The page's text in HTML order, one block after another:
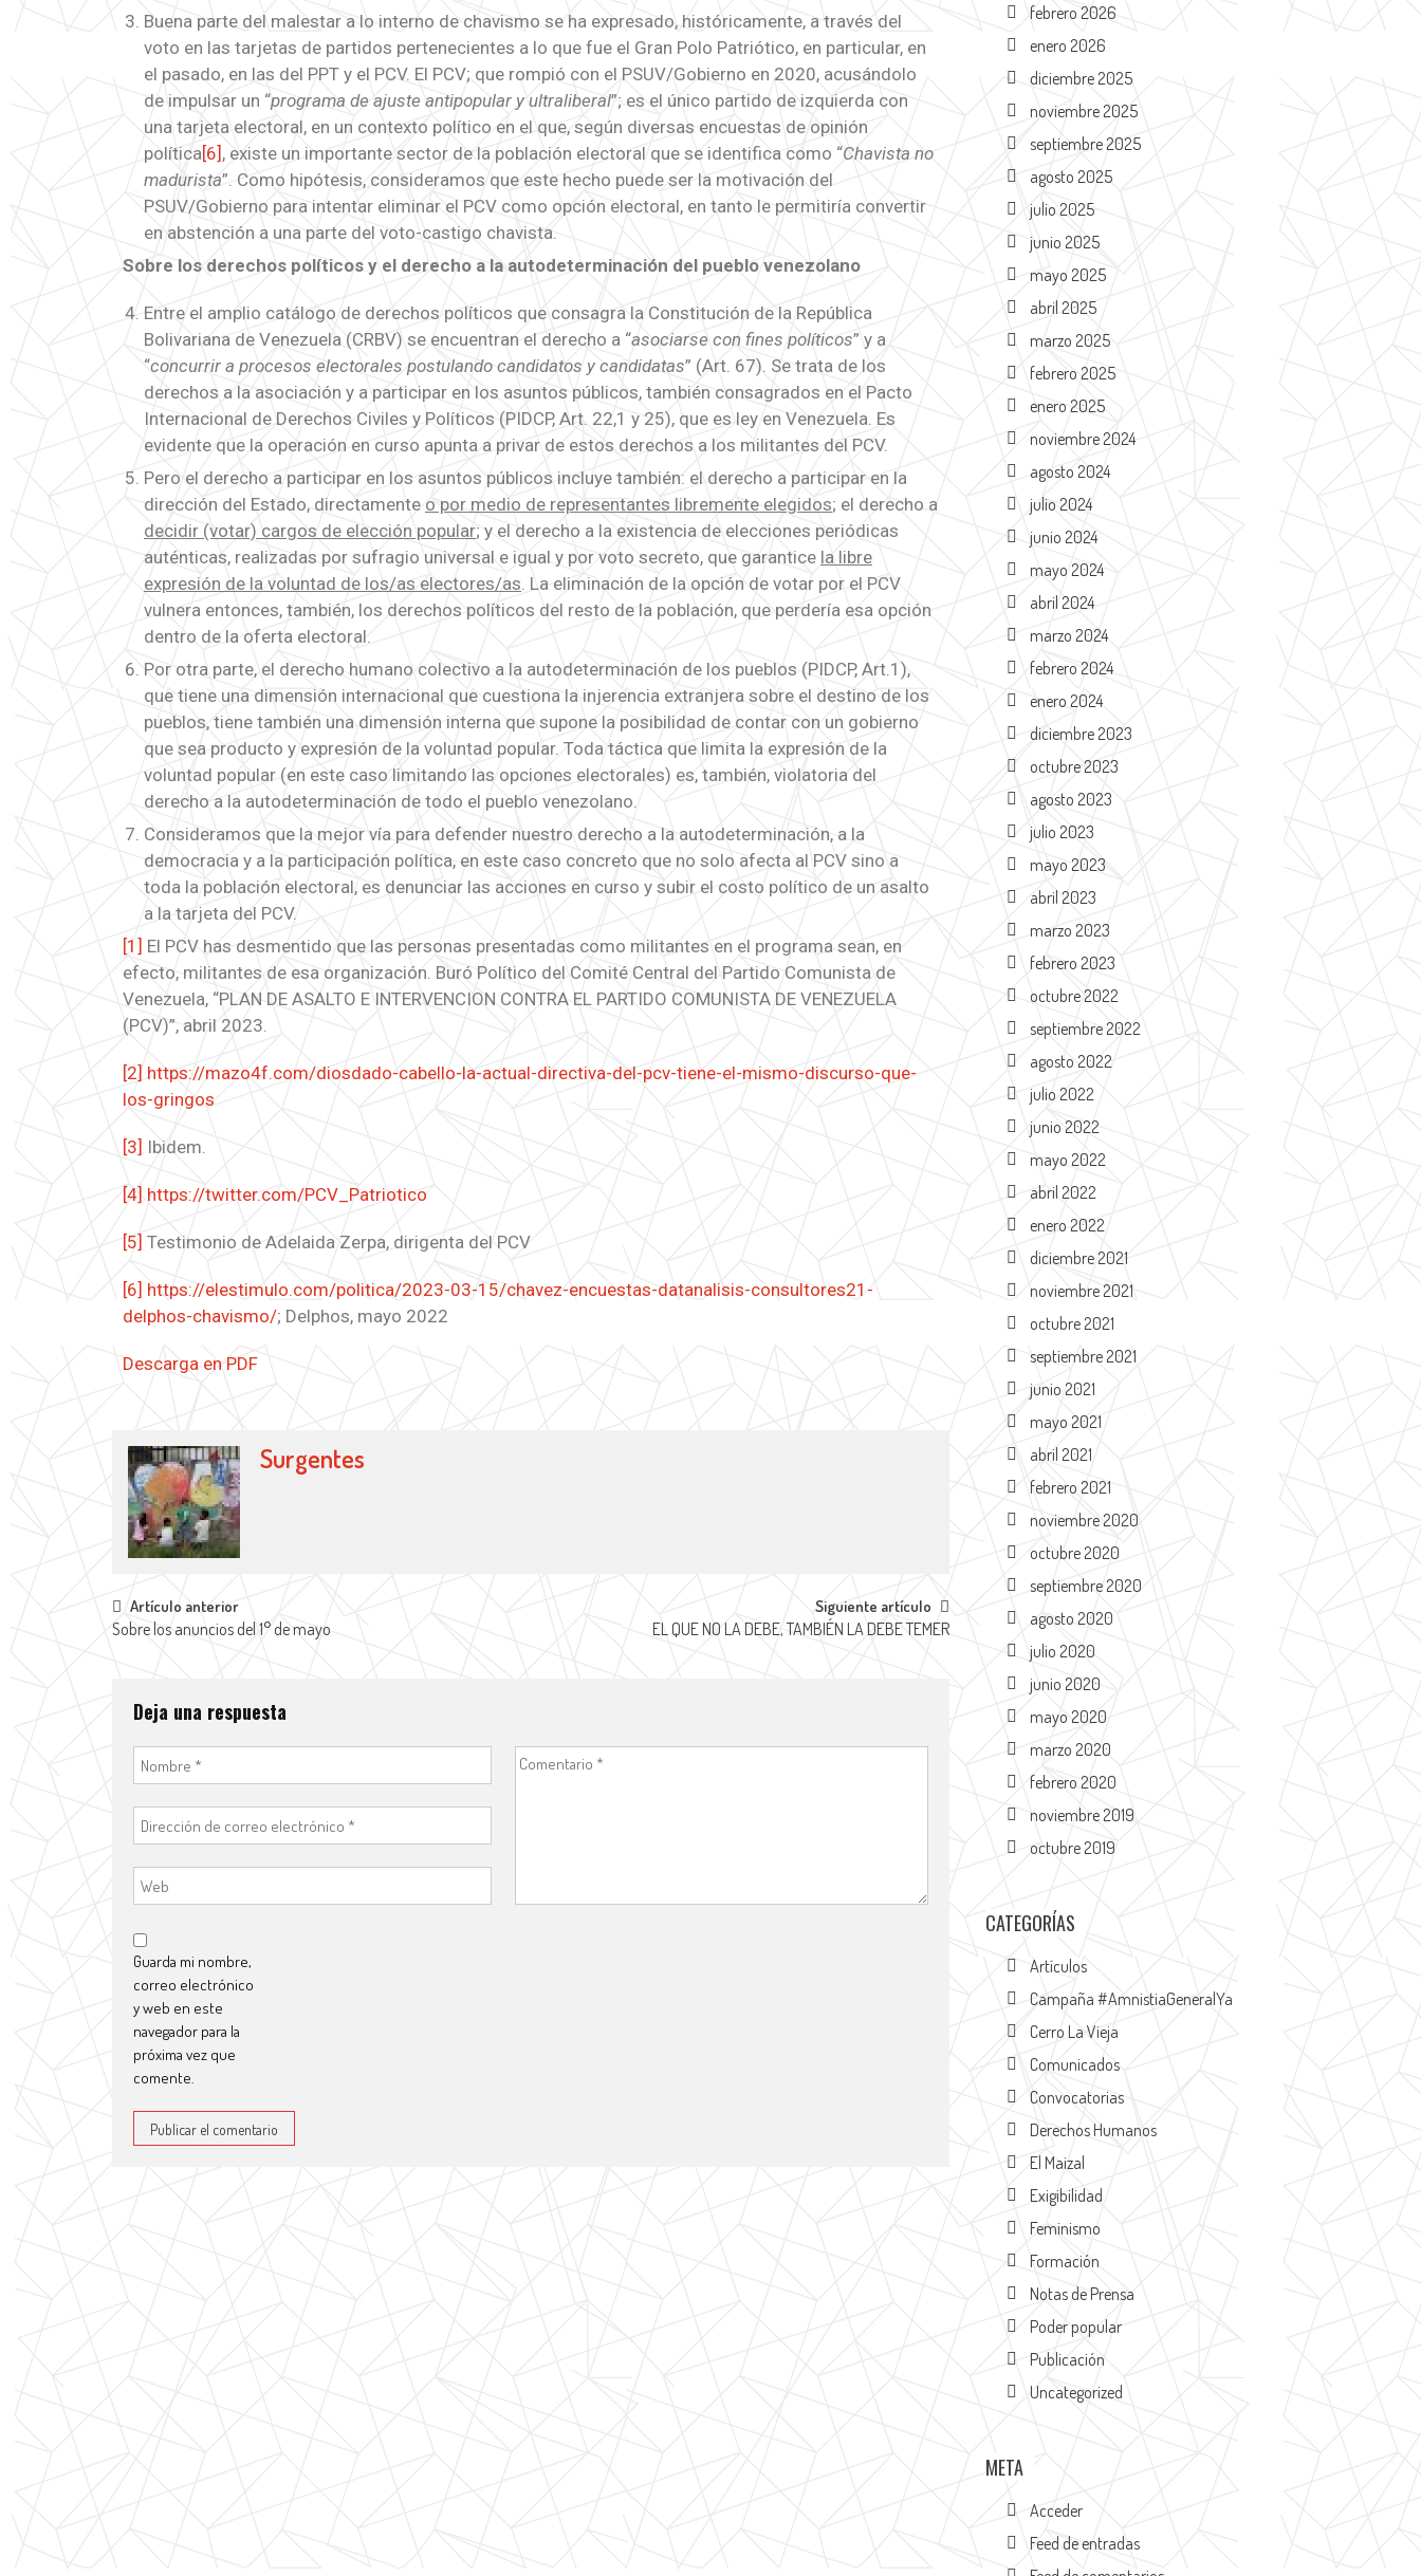
Buena parte del malestar a lo interno de chavismo se ha expresado, históricamente, a través del
voto en las tarjetas de partidos pertenecientes a lo que fue el Gran Polo Patriótico, en particular, en
el pasado, en las del PPT y el PCV. El PCV; que rompió con el PSUV/Gobierno en 2020, acusándolo
de impulsar un “programa de ajuste antipopular y ultraliberal”; es el único partido de izquierda con
una tarjeta electoral, en un contexto político en el que, según diversas encuestas de opinión
política[6] , existe un importante sector de la población electoral que se identifica como “Chavista no
madurista”. Como hipótesis, consideramos que este hecho puede ser la motivación del
PSUV/Gobierno para intentar eliminar el PCV como opción electoral, en tanto le permitiría convertir
en abstención a una parte del voto-castigo chavista.
Sobre los derechos políticos y el derecho a la autodeterminación del pueblo venezolano
Entre el amplio catálogo de derechos políticos que consagra la Constitución de la República
Bolivariana de Venezuela (CRBV) se encuentran el derecho a “asociarse con fines políticos” y a
“concurrir a procesos electorales postulando candidatos y candidatas” (Art. 67). Se trata de los
derechos a la asociación y a participar en los asuntos públicos, también consagrados en el Pacto
Internacional de Derechos Civiles y Políticos (PIDCP, Art. 22,1 y 25), que es ley en Venezuela. Es
evidente que la operación en curso apunta a privar de estos derechos a los militantes del PCV.
Pero el derecho a participar en los asuntos públicos incluye también: el derecho a participar en la
dirección del Estado, directamente o por medio de representantes libremente elegidos; el derecho a
decidir (votar) cargos de elección popular; y el derecho a la existencia de elecciones periódicas
auténticas, realizadas por sufragio universal e igual y por voto secreto, que garantice la libre
expresión de la voluntad de los/as electores/as. La eliminación de la opción de votar por el PCV
vulnera entonces, también, los derechos políticos del resto de la población, que perdería esa opción
dentro de la oferta electoral.
Por otra parte, el derecho humano colectivo a la autodeterminación de los pueblos (PIDCP, Art.1),
que tiene una dimensión internacional que cuestiona la injerencia extranjera sobre el destino de los
pueblos, tiene también una dimensión interna que supone la posibilidad de contar con un gobierno
que sea producto y expresión de la voluntad popular. Toda táctica que limita la expresión de la
voluntad popular (en este caso limitando las opciones electorales) es, también, violatoria del
derecho a la autodeterminación de todo el pueblo venezolano.
Consideramos que la mejor vía para defender nuestro derecho a la autodeterminación, a la
democracia y a la participación política, en este caso concreto que no solo afecta al PCV sino a
toda la población electoral, es denunciar las acciones en curso y subir el costo político de un asalto
a la tarjeta del PCV.
[1] El PCV has desmentido que las personas presentadas como militantes en el programa sean, en
efecto, militantes de esa organización. Buró Político del Comité Central del Partido Comunista de
Venezuela, “PLAN DE ASALTO E INTERVENCION CONTRA EL PARTIDO COMUNISTA DE VENEZUELA
(PCV)”, abril 2023.
[2] https://mazo4f.com/diosdado-cabello-la-actual-directiva-del-pcv-tiene-el-mismo-discurso-que-
los-gringos
[3] Ibidem.
[4] https://twitter.com/PCV_Patriotico
[5] Testimonio de Adelaida Zerpa, dirigenta del PCV
[6] https://elestimulo.com/politica/2023-03-15/chavez-encuestas-datanalisis-consultores21-
delphos-chavismo/; Delphos, mayo 2022
Descarga en PDF
Surgentes
Artículo anterior
Sobre los anuncios del 1° de mayo
Siguiente artículo
EL QUE NO LA DEBE, TAMBIÉN LA DEBE TEMER
Deja una respuesta
Guarda mi nombre,
correo electrónico
y web en este
navegador para la
próxima vez que
comente.
febrero 2026
enero 2026
diciembre 2025
noviembre 2025
septiembre 2025
agosto 2025
julio 2025
junio 2025
mayo 2025
abril 2025
marzo 2025
febrero 2025
enero 2025
noviembre 2024
agosto 2024
julio 2024
junio 2024
mayo 2024
abril 2024
marzo 2024
febrero 2024
enero 2024
diciembre 2023
octubre 2023
agosto 2023
julio 2023
mayo 2023
abril 2023
marzo 2023
febrero 2023
octubre 2022
septiembre 2022
agosto 2022
julio 2022
junio 2022
mayo 2022
abril 2022
enero 2022
diciembre 2021
noviembre 2021
octubre 2021
septiembre 2021
junio 2021
mayo 2021
abril 2021
febrero 2021
noviembre 2020
octubre 2020
septiembre 2020
agosto 2020
julio 2020
junio 2020
mayo 2020
marzo 2020
febrero 2020
noviembre 2019
octubre 2019
CATEGORÍAS
Artículos
Campaña #AmnistiaGeneralYa
Cerro La Vieja
Comunicados
Convocatorias
Derechos Humanos
El Maizal
Exigibilidad
Feminismo
Formación
Notas de Prensa
Poder popular
Publicación
Uncategorized
META
Acceder
Feed de entradas